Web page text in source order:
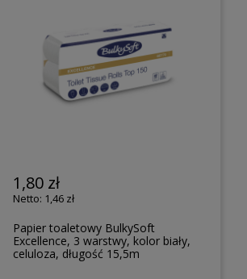
1,80 zł
1,46 zł
Papier toaletowy BulkySoft
Excellence, 3 warstwy, kolor biały,
celuloza, długość 15,5m